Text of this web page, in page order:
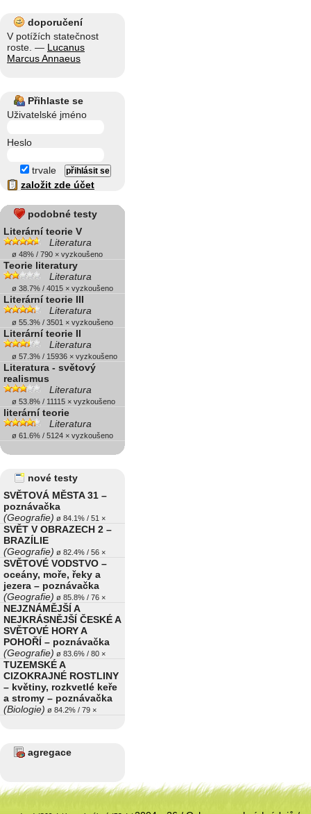
doporučení
V potížích statečnost
roste. — Lucanus
Marcus Annaeus
Přihlaste se
Uživatelské jméno
Heslo
trvale
založit zde účet
podobné testy
Literární teorie V
Literatura
ø 48% / 790 × vyzkoušeno
Teorie literatury
Literatura
ø 38.7% / 4015 × vyzkoušeno
Literární teorie III
Literatura
ø 55.3% / 3501 × vyzkoušeno
Literární teorie II
Literatura
ø 57.3% / 15936 × vyzkoušeno
Literatura - světový
realismus
Literatura
ø 53.8% / 11115 × vyzkoušeno
literární teorie
Literatura
ø 61.6% / 5124 × vyzkoušeno
nové testy
SVĚTOVÁ MĚSTA 31 –
poznávačka
(Geografie) ø 84.1% / 51 ×
SVĚT V OBRAZECH 2 –
BRAZÍLIE
(Geografie) ø 82.4% / 56 ×
SVĚTOVÉ VODSTVO –
oceány, moře, řeky a
jezera – poznávačka
(Geografie) ø 85.8% / 76 ×
NEJZNÁMĚJŠÍ A
NEJKRÁSNĚJŠÍ ČESKÉ A
SVĚTOVÉ HORY A
POHOŘÍ – poznávačka
(Geografie) ø 83.6% / 80 ×
TUZEMSKÉ A
CIZOKRAJNÉ ROSTLINY
– květiny, rozkvetlé keře
a stromy – poznávačka
(Biologie) ø 84.2% / 79 ×
agregace